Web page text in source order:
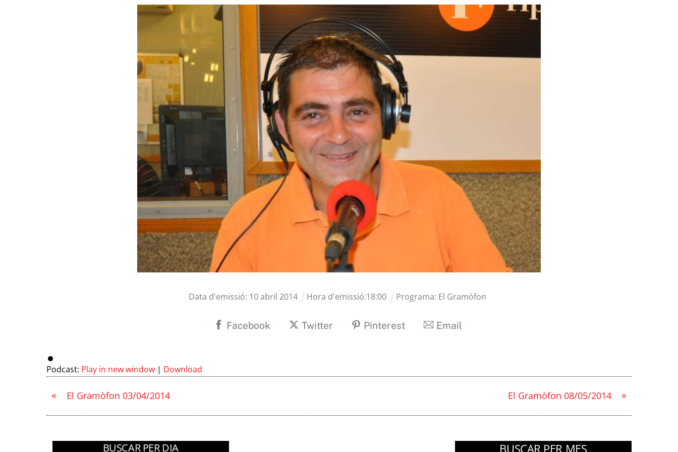
Data d'emissió: 10 abril 2014 Hora d'emissió:18:00 Programa: El Gramòfon
Facebook Twitter Pinterest Email
Podcast: Play in new window | Download
« El Gramòfon 03/04/2014 »
El Gramòfon 08/05/2014
BUSCAR PER DIA